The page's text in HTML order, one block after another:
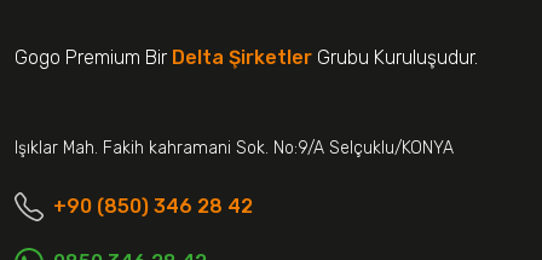
Gogo Premium Bir Delta Şirketler Grubu Kuruluşudur.
Işıklar Mah. Fakih kahramani Sok. No:9/A Selçuklu/KONYA
+90 (850) 346 28 42